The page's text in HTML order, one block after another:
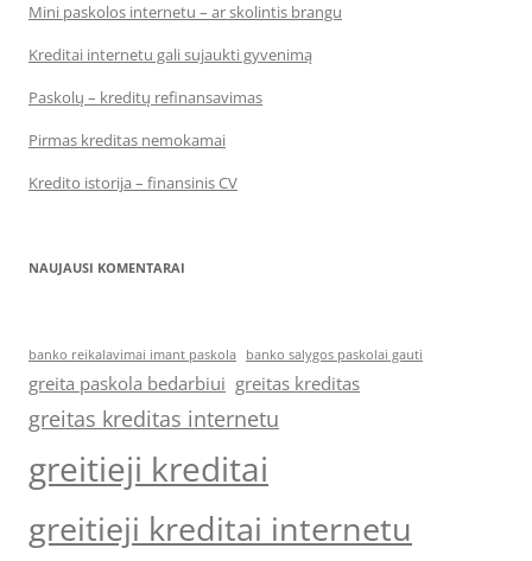
Mini paskolos internetu – ar skolintis brangu
Kreditai internetu gali sujaukti gyvenimą
Paskolų – kreditų refinansavimas
Pirmas kreditas nemokamai
Kredito istorija – finansinis CV
NAUJAUSI KOMENTARAI
banko reikalavimai imant paskola banko salygos paskolai gauti
greita paskola bedarbiui greitas kreditas
greitas kreditas internetu
greitieji kreditai
greitieji kreditai internetu